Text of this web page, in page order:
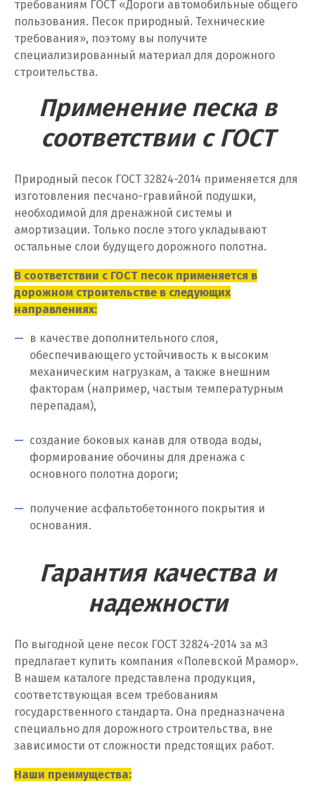
Е
Егорьевск
Екатеринбург
Еленинка
И
Иваново
Ижевск
Иркутск
Ишим
Казань
Калининград
Калуга
Камышево
Камышлов
Качканар
Кемерово
Киров
Кировград
Клин
требованиям ГОСТ «Дороги автомобильные общего
пользования. Песок природный. Технические
требования», поэтому вы получите
специализированный материал для дорожного
строительства.
Применение песка в
соответствии с ГОСТ
Природный песок ГОСТ 32824-2014 применяется для
изготовления песчано-гравийной подушки,
необходимой для дренажной системы и
амортизации. Только после этого укладывают
остальные слои будущего дорожного полотна.
В соответствии с ГОСТ песок применяется в
дорожном строительстве в следующих
направлениях:
в качестве дополнительного слоя,
обеспечивающего устойчивость к высоким
механическим нагрузкам, а также внешним
факторам (например, частым температурным
перепадам),
создание боковых канав для отвода воды,
формирование обочины для дренажа с
основного полотна дороги;
получение асфальтобетонного покрытия и
основания.
Гарантия качества и
надежности
По выгодной цене песок ГОСТ 32824-2014 за м3
предлагает купить компания «Полевской Мрамор».
В нашем каталоге представлена продукция,
соответствующая всем требованиям
государственного стандарта. Она предназначена
специально для дорожного строительства, вне
зависимости от сложности предстоящих работ.
Наши преимущества: